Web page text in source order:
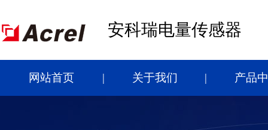
安科瑞电量传感器
网站首页 关于我们 产品